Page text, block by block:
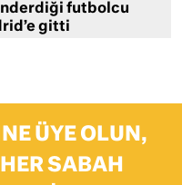
futbolcu
gitti
ÜYE OLUN,
SABAH